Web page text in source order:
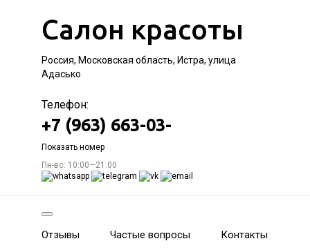
Салон красоты
Россия, Московская область, Истра, улица
Адасько
Телефон:
+7 (963) 663-03-
Показать номер
Пн-вс: 10:00—21:00
Отзывы Частые вопросы Контакты